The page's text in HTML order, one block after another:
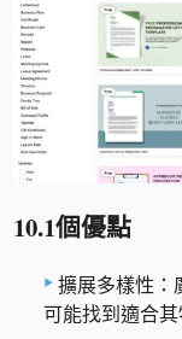
10.1個優點
擴展多樣性：
可能找到適合